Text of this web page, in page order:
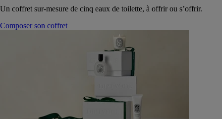
Un coffret sur-mesure de cinq eaux de toilette, à offrir ou s’offrir.
Composer son coffret